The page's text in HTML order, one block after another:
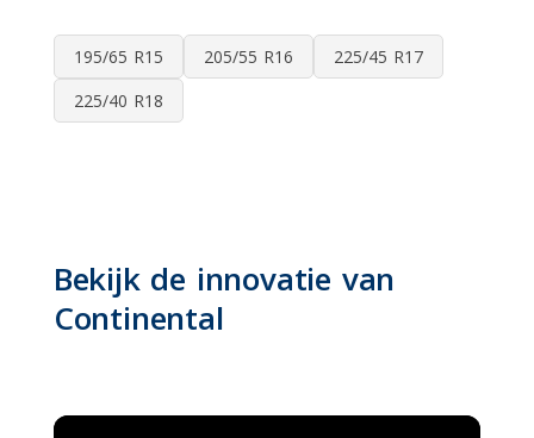
195/65 R15 205/55 R16
225/45 R17
225/40 R18
Bekijk de innovatie van
Continental